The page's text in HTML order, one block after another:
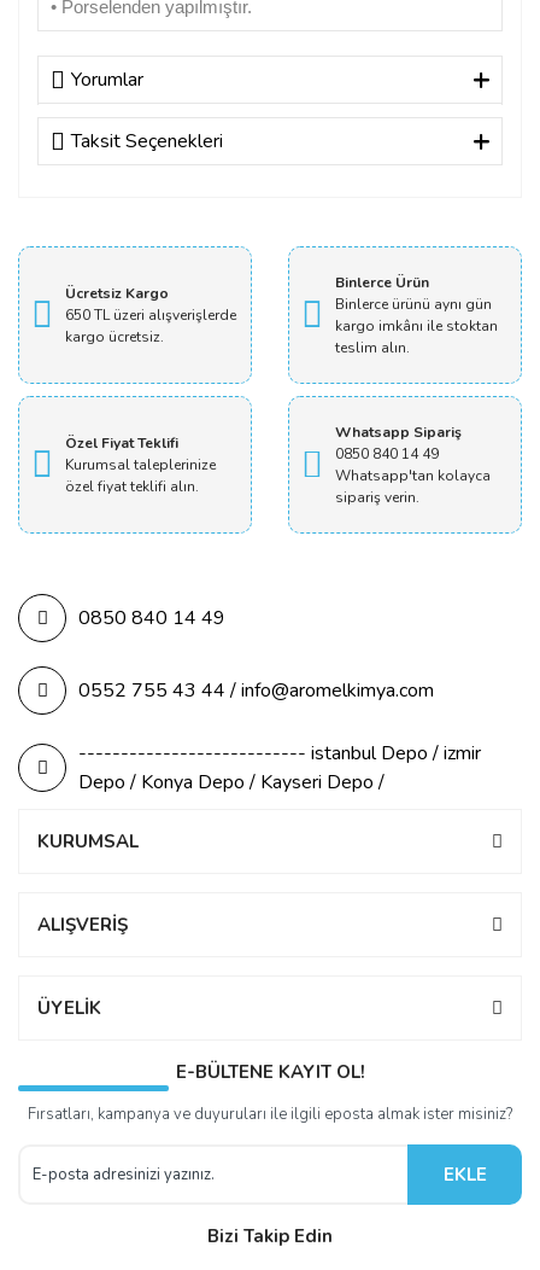
• Porselenden yapılmıştır.
Yorumlar
Bu ürüne ilk yorumu siz yapın!
Taksit Seçenekleri
Ücretsiz Kargo
650 TL üzeri alışverişlerde
kargo ücretsiz.
Binlerce Ürün
Binlerce ürünü aynı gün
kargo imkânı ile stoktan
teslim alın.
Özel Fiyat Teklifi
Kurumsal taleplerinize
özel fiyat teklifi alın.
Whatsapp Sipariş
0850 840 14 49
Whatsapp'tan kolayca
sipariş verin.
0850 840 14 49
0552 755 43 44 / info@aromelkimya.com
--------------------------- istanbul Depo / izmir
Depo / Konya Depo / Kayseri Depo /
KURUMSAL
ALIŞVERİŞ
ÜYELİK
E-BÜLTENE KAYIT OL!
Fırsatları, kampanya ve duyuruları ile ilgili eposta almak ister misiniz?
EKLE
Bizi Takip Edin